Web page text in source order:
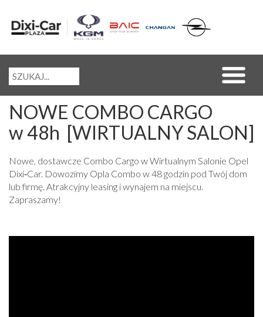
NOWE COMBO CARGO
w 48h [WIRTUALNY SALON]
Nowe, dostawcze Combo Cargo w Wirtualnym Salonie Opel
Dixi‑Car. Dowozimy Opla Combo w 48 godzin pod Twój dom
lub firmę. Atrakcyjny leasing i wynajem na miejscu.
Zapraszamy!